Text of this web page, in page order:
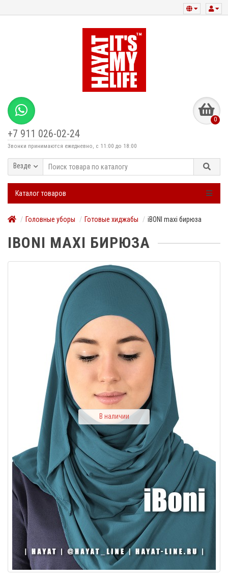
+7 911 026-02-24
Звонки принимаются ежедневно, с 11:00 до 18:00
0
Везде
Каталог товаров
Головные уборы Готовые хиджабы iBONI maxi бирюза
IBONI MAXI БИРЮЗА
В наличии